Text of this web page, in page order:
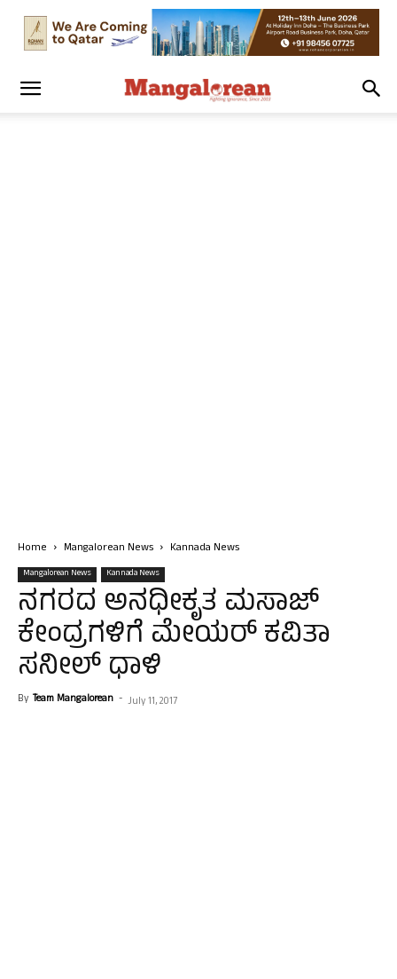
Home Mangalorean News Kannada News
Mangalorean News Kannada News
ನಗರದ ಅನಧೀಕೃತ ಮಸಾಜ್
ಕೇಂದ್ರಗಳಿಗೆ ಮೇಯರ್ ಕವಿತಾ
ಸನೀಲ್ ಧಾಳಿ
By Team Mangalorean - July 11, 2017